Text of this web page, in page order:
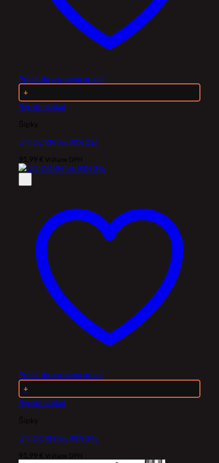
Pridať do zoznamu prianí
+
Rýchly náhľad
Šípky
UNICORN Iris 90% 22g
91,99 € Vrátane DPH
Pridať do zoznamu prianí
+
Rýchly náhľad
Šípky
UNICORN Iris 90% 24g
91,99 € Vrátane DPH